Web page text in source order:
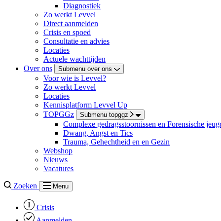
Diagnostiek
Zo werkt Levvel
Direct aanmelden
Crisis en spoed
Consultatie en advies
Locaties
Actuele wachttijden
Over ons
Submenu over ons
Voor wie is Levvel?
Zo werkt Levvel
Locaties
Kennisplatform Levvel Up
TOPGGz
Submenu topggz
Complexe gedragsstoornissen en Forensische
Dwang, Angst en Tics
Trauma, Gehechtheid en en Gezin
Webshop
Nieuws
Vacatures
Zoeken Menu
Crisis